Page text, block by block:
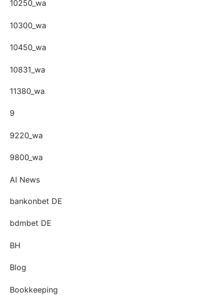
10250_wa
10300_wa
10450_wa
10831_wa
11380_wa
9
9220_wa
9800_wa
AI News
bankonbet DE
bdmbet DE
BH
Blog
Bookkeeping